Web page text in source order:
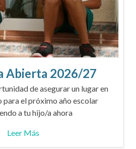
Abierta 2026/27
de asegurar un lugar en
para el próximo año escolar
a tu hijo/a ahora
Leer Más